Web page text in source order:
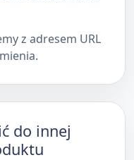
z adresem URL
do innej